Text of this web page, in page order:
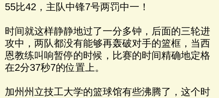
55比42，主队中锋7号两罚中一！
时间就这样静静地过了一分多钟，后面的三轮进
攻中，两队都没有能够再轰破对手的篮框，当西
恩教练叫响暂停的时候，比赛的时间精确地定格
在2分37秒7的位置上。
加州州立技工大学的篮球馆有些沸腾了，这个时